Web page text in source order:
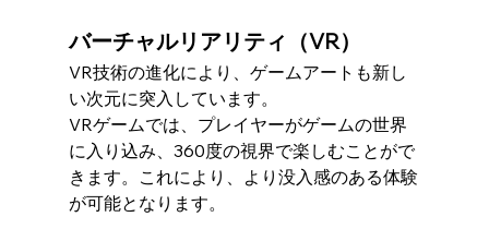
バーチャルリアリティ（VR）
VR技術の進化により、ゲームアートも新し
い次元に突入しています。
VRゲームでは、プレイヤーがゲームの世界
に入り込み、360度の視界で楽しむことがで
きます。これにより、より没入感のある体験
が可能となります。